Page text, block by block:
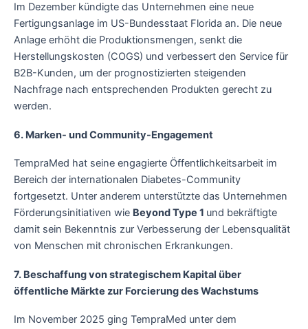
Im Dezember kündigte das Unternehmen eine neue
Fertigungsanlage im US-Bundesstaat Florida an. Die neue
Anlage erhöht die Produktionsmengen, senkt die
Herstellungskosten (COGS) und verbessert den Service für
B2B-Kunden, um der prognostizierten steigenden
Nachfrage nach entsprechenden Produkten gerecht zu
werden.
6. Marken- und Community-Engagement
TempraMed hat seine engagierte Öffentlichkeitsarbeit im
Bereich der internationalen Diabetes-Community
fortgesetzt. Unter anderem unterstützte das Unternehmen
Förderungsinitiativen wie Beyond Type 1 und bekräftigte
damit sein Bekenntnis zur Verbesserung der Lebensqualität
von Menschen mit chronischen Erkrankungen.
7. Beschaffung von strategischem Kapital über
öffentliche Märkte zur Forcierung des Wachstums
Im November 2025 ging TempraMed unter dem